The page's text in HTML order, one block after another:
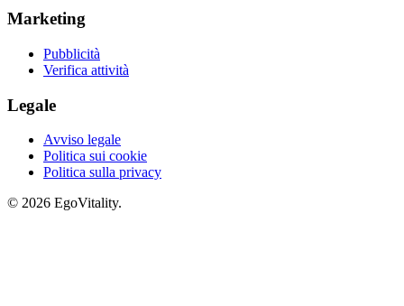
Marketing
Pubblicità
Verifica attività
Legale
Avviso legale
Politica sui cookie
Politica sulla privacy
© 2026 EgoVitality.